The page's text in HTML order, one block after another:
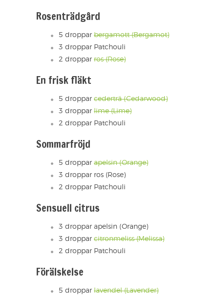
Rosenträdgård
5 droppar bergamott (Bergamot)
3 droppar Patchouli
2 droppar ros (Rose)
En frisk fläkt
5 droppar cederträ (Cedarwood)
3 droppar lime (Lime)
2 droppar Patchouli
Sommarfröjd
5 droppar apelsin (Orange)
3 droppar ros (Rose)
2 droppar Patchouli
Sensuell citrus
3 droppar apelsin (Orange)
3 droppar citronmeliss (Melissa)
2 droppar Patchouli
Förälskelse
5 droppar lavendel (Lavender)